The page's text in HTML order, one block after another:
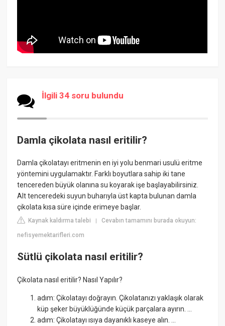
İlgili 34 soru bulundu
Damla çikolata nasıl eritilir?
Damla çikolatayı eritmenin en iyi yolu benmari usulü eritme
yöntemini uygulamaktır. Farklı boyutlara sahip iki tane
tencereden büyük olanına su koyarak işe başlayabilirsiniz.
Alt tenceredeki suyun buharıyla üst kapta bulunan damla
çikolata kısa süre içinde erimeye başlar.
Kaynak kaldırma talebi |Cevabın tamamını burada okuyun:
nefisyemektarifleri.com
Sütlü çikolata nasıl eritilir?
Çikolata nasıl eritilir? Nasıl Yapılır?
adım: Çikolatayı doğrayın. Çikolatanızı yaklaşık olarak
küp şeker büyüklüğünde küçük parçalara ayırın. ...
adım: Çikolatayı ısıya dayanıklı kaseye alın. ...